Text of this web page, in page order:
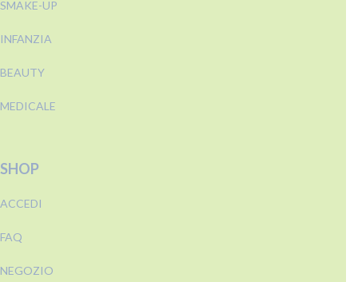
SMAKE-UP
INFANZIA
BEAUTY
MEDICALE
SHOP
ACCEDI
FAQ
NEGOZIO